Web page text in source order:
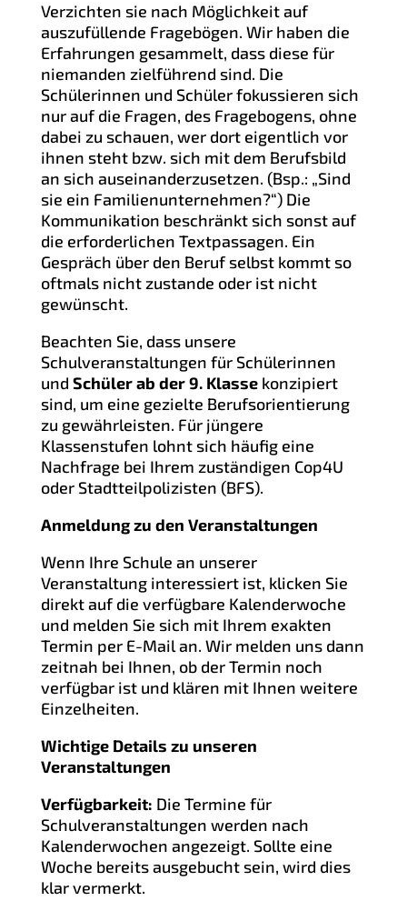
Verzichten sie nach Möglichkeit auf
auszufüllende Fragebögen. Wir haben die
Erfahrungen gesammelt, dass diese für
niemanden zielführend sind. Die
Schülerinnen und Schüler fokussieren sich
nur auf die Fragen, des Fragebogens, ohne
dabei zu schauen, wer dort eigentlich vor
ihnen steht bzw. sich mit dem Berufsbild
an sich auseinanderzusetzen. (Bsp.: „Sind
sie ein Familienunternehmen?“) Die
Kommunikation beschränkt sich sonst auf
die erforderlichen Textpassagen. Ein
Gespräch über den Beruf selbst kommt so
oftmals nicht zustande oder ist nicht
gewünscht.
Beachten Sie, dass unsere
Schulveranstaltungen für Schülerinnen
und Schüler ab der 9. Klasse konzipiert
sind, um eine gezielte Berufsorientierung
zu gewährleisten. Für jüngere
Klassenstufen lohnt sich häufig eine
Nachfrage bei Ihrem zuständigen Cop4U
oder Stadtteilpolizisten (BFS).
Anmeldung zu den Veranstaltungen
Wenn Ihre Schule an unserer
Veranstaltung interessiert ist, klicken Sie
direkt auf die verfügbare Kalenderwoche
und melden Sie sich mit Ihrem exakten
Termin per E-Mail an. Wir melden uns dann
zeitnah bei Ihnen, ob der Termin noch
verfügbar ist und klären mit Ihnen weitere
Einzelheiten.
Wichtige Details zu unseren
Veranstaltungen
Verfügbarkeit: Die Termine für
Schulveranstaltungen werden nach
Kalenderwochen angezeigt. Sollte eine
Woche bereits ausgebucht sein, wird dies
klar vermerkt.